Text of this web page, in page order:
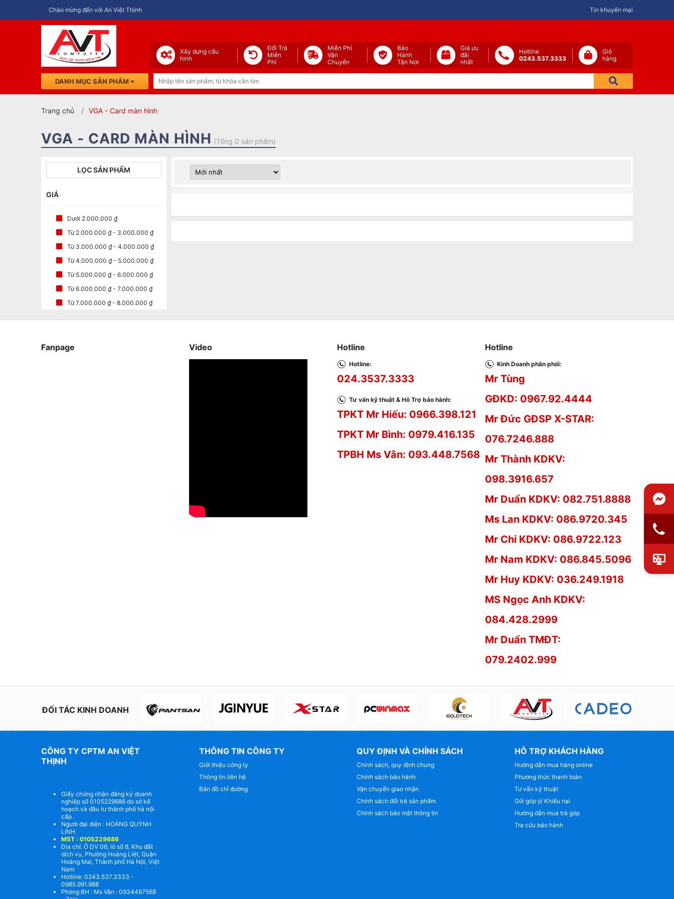
Chào mừng đến với An Việt Thịnh Tin khuyến mại
Xây dựng cấu
hình
Đổi Trả
Miễn
Phí
Miễn Phí
Vận
Chuyển
Bảo
Hành
Tận Nơi
Giá ưu
đãi
nhất
Hotline
0243.537.3333
Giỏ
hàng
DANH MỤC SẢN PHẨM
Trang chủ VGA - Card màn hình
VGA - CARD MÀN HÌNH (Tổng 0 sản phẩm)
LỌC SẢN PHẨM
GIÁ
Dưới 2.000.000 ₫
Từ 2.000.000 ₫ - 3.000.000 ₫
Từ 3.000.000 ₫ - 4.000.000 ₫
Từ 4.000.000 ₫ - 5.000.000 ₫
Từ 5.000.000 ₫ - 6.000.000 ₫
Từ 6.000.000 ₫ - 7.000.000 ₫
Từ 7.000.000 ₫ - 8.000.000 ₫
Fanpage Video Hotline
Hotline:
024.3537.3333
Tư vấn kỹ thuật & Hỗ Trợ bảo hành:
TPKT Mr Hiếu: 0966.398.121
TPKT Mr Bình: 0979.416.135
TPBH Ms Vân: 093.448.7568
Hotline
Kinh Doanh phân phối:
Mr Tùng
GĐKD: 0967.92.4444
Mr Đức GĐSP X-STAR:
076.7246.888
Mr Thành KDKV:
098.3916.657
Mr Duẩn KDKV: 082.751.8888
Ms Lan KDKV: 086.9720.345
Mr Chi KDKV: 086.9722.123
Mr Nam KDKV: 086.845.5096
Mr Huy KDKV: 036.249.1918
MS Ngọc Anh KDKV:
084.428.2999
Mr Duẩn TMĐT:
079.2402.999
ĐỐI TÁC KINH DOANH
CÔNG TY CPTM AN VIỆT
THỊNH
Giấy chứng nhận đăng ký doanh
nghiệp số 0105229686 do sở kế
hoạch và đầu tư thành phố hà nội
cấp .
Người đại diện : HOÀNG QUỲNH
LINH
MST : 0105229686
Địa chỉ: Ô DV 06, lô số 8, Khu đất
dịch vụ, Phường Hoàng Liệt, Quận
Hoàng Mai, Thành phố Hà Nội, Việt
Nam
Hotline: 0243.537.3333 -
0985.991.988
Phòng BH : Ms Vân : 0934487568
THÔNG TIN CÔNG TY
Giới thiệu công ty
Thông tin liên hệ
Bản đồ chỉ đường
QUY ĐỊNH VÀ CHÍNH SÁCH
Chính sách, quy định chung
Chính sách bảo hành
Vận chuyển giao nhận
Chính sách đổi trả sản phẩm
Chính sách bảo mật thông tin
HỖ TRỢ KHÁCH HÀNG
Hướng dẫn mua hàng online
Phương thức thanh toán
Tư vấn kỹ thuật
Gửi góp ý/ Khiếu nại
Hướng dẫn mua trả góp
Tra cứu bảo hành